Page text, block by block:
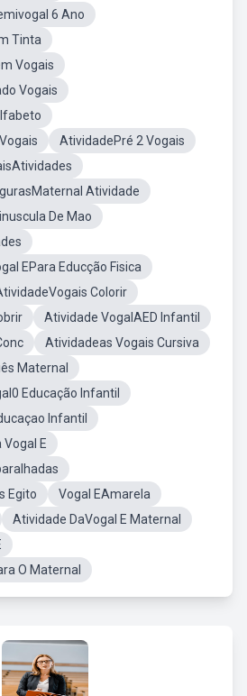
6 Ano
Tinta
Vogais
Vogais
AtividadePré 2 Vogais
Atividade
De Mao
EPara Educção Fisica
Colorir
Atividade VogalAED Infantil
Atividadeas Vogais Cursiva
Maternal
Educação Infantil
Infantil
E
Egito
Vogal EAmarela
Atividade DaVogal E Maternal
O Maternal